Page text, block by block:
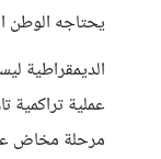
يحتاجه الوطن
​الديمقراطية
عملية تراكمية
مرحلة مخاض